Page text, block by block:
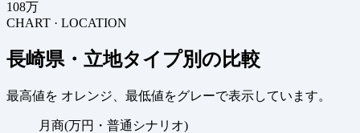
108万
CHART · LOCATION
長崎県・立地タイプ別の比較
最高値を オレンジ 、最低値をグレーで表示しています。
月商(万円・普通シナリオ)